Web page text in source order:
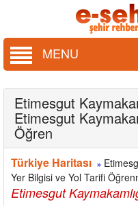
MENU
Etimesgut
Etimesgut
Öğren
Türkiye Haritası »
Yer Bilgisi ve Yol Tarifi
Etimesgut